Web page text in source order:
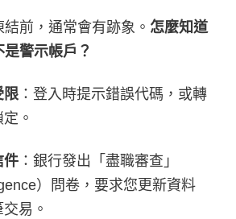
前，通常會有跡象。 怎麼知道
是警示帳戶？
限 ：登入時提示錯誤代碼，或轉
。
件 ：銀行發出「盡職審查」
）問卷，要求您更新資料
易。